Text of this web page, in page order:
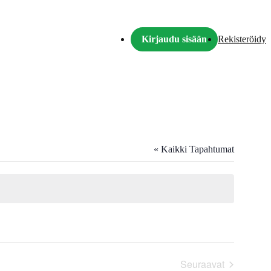
Kirjaudu sisään Rekisteröidy
« Kaikki Tapahtumat
Seuraavat